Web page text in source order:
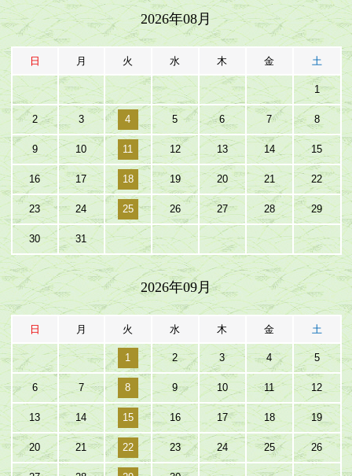
2026年08月
日 月 火 水 木 金 土
1
2 3 4 5 6 7 8
9 10 11 12 13 14 15
16 17 18 19 20 21 22
23 24 25 26 27 28 29
30 31
2026年09月
日 月 火 水 木 金 土
1 2 3 4 5
6 7 8 9 10 11 12
13 14 15 16 17 18 19
20 21 22 23 24 25 26